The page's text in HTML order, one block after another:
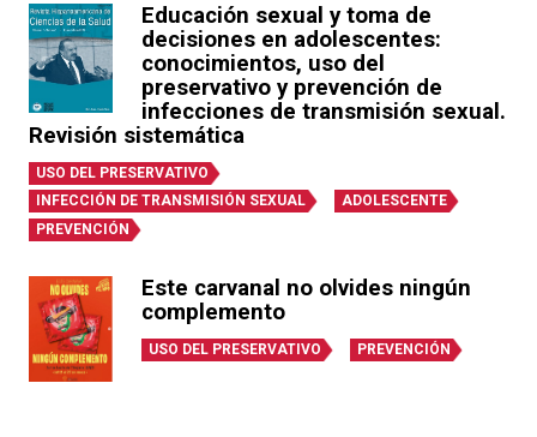
Educación sexual y toma de
decisiones en adolescentes:
conocimientos, uso del
preservativo y prevención de
infecciones de transmisión sexual.
Revisión sistemática
USO DEL PRESERVATIVO
INFECCIÓN DE TRANSMISIÓN SEXUAL
ADOLESCENTE
PREVENCIÓN
Este carvanal no olvides ningún
complemento
USO DEL PRESERVATIVO PREVENCIÓN